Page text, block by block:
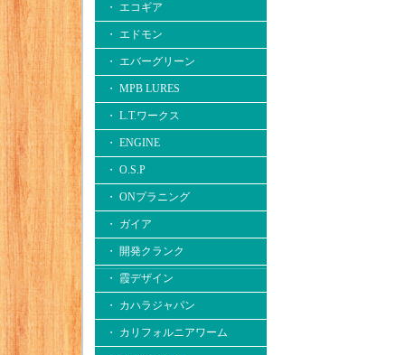
・ エコギア
・ エドモン
・ エバーグリーン
・ MPB LURES
・ L.T.ワークス
・ ENGINE
・ O.S.P
・ ONプラニング
・ ガイア
・ 開発クランク
・ 霞デザイン
・ カハラジャパン
・ カリフォルニアワーム